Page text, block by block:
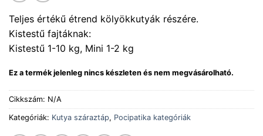
Teljes értékű étrend kölyökkutyák részére.
Kistestű fajtáknak:
Kistestű 1-10 kg, Mini 1-2 kg
Ez a termék jelenleg nincs készleten és nem megvásárolható.
Cikkszám: N/A
Kategóriák: Kutya száraztáp, Pocipatika kategóriák